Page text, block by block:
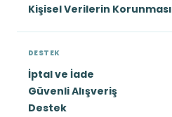
Kişisel Verilerin Korunması
DESTEK
İptal ve İade
Güvenli Alışveriş
Destek